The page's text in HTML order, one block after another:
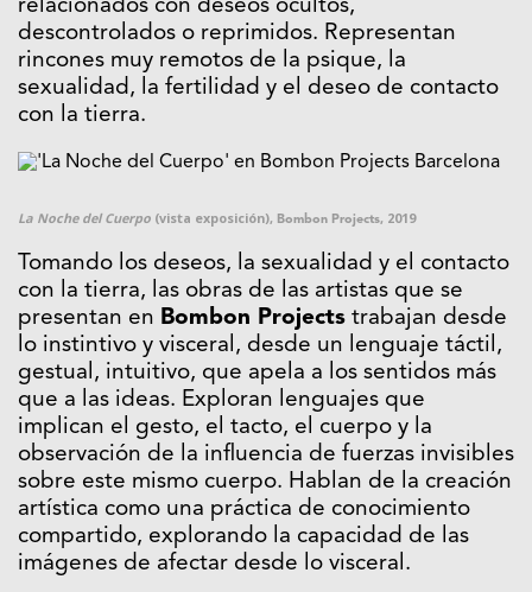
relacionados con deseos ocultos,
descontrolados o reprimidos. Representan
rincones muy remotos de la psique, la
sexualidad, la fertilidad y el deseo de contacto
con la tierra.
La Noche del Cuerpo (vista exposición), Bombon Projects, 2019
Tomando los deseos, la sexualidad y el contacto
con la tierra, las obras de las artistas que se
presentan en Bombon Projects trabajan desde
lo instintivo y visceral, desde un lenguaje táctil,
gestual, intuitivo, que apela a los sentidos más
que a las ideas. Exploran lenguajes que
implican el gesto, el tacto, el cuerpo y la
observación de la influencia de fuerzas invisibles
sobre este mismo cuerpo. Hablan de la creación
artística como una práctica de conocimiento
compartido, explorando la capacidad de las
imágenes de afectar desde lo visceral.